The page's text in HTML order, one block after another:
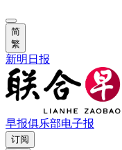
简
繁
新明日报
早报俱乐部电子报
订阅